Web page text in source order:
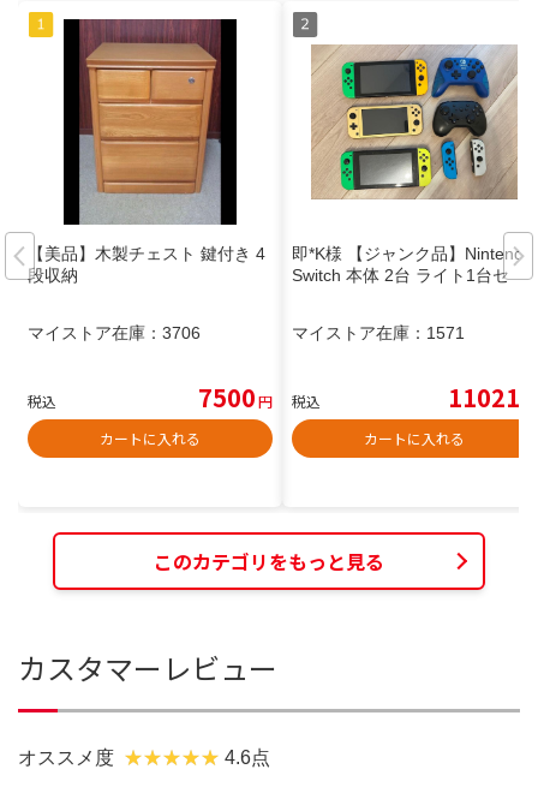
【美品】木製チェスト 鍵付き 4
段収納
マイストア在庫： 3706
税込 7500円
カートに入れる
即*K様 【ジャンク品】Nintendo
Switch 本体 2台 ライト1台セ
マイストア在庫： 1571
税込 11021
カートに入れる
このカテゴリをもっと見る
カスタマーレビュー
オススメ度 4.6点